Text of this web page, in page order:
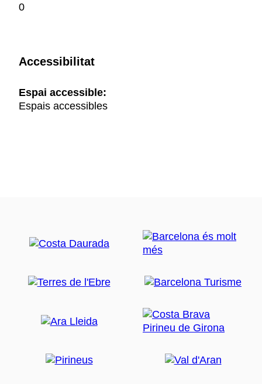
0
Accessibilitat
Espai accessible:
Espais accessibles